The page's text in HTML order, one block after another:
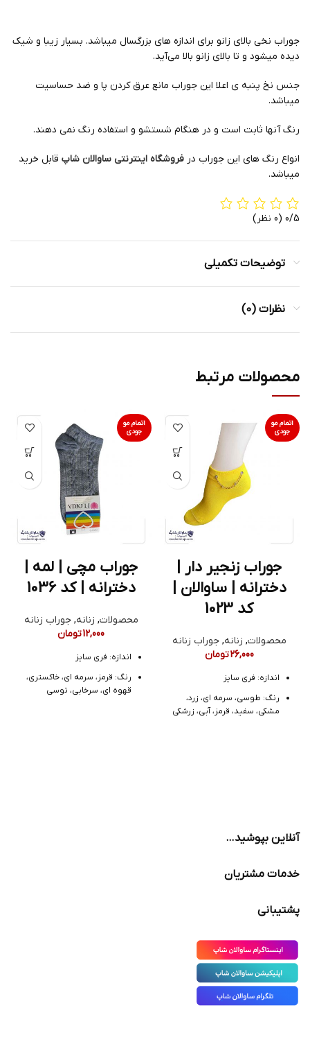
جوراب نخی بالای زانو برای اندازه های بزرگسال میباشد. بسیار زیبا و شیک
دیده میشود و تا بالای زانو بالا می‌آید.
جنس نخ پنبه ی اعلا این جوراب مانع عرق کردن پا و ضد حساسیت
میباشد.
رنگ آنها ثابت است و در هنگام شستشو و استفاده رنگ نمی دهند.
انواع رنگ های این جوراب در فروشگاه اینترنتی ساوالان شاپ قابل خرید
میباشد.
0/5 (0 نظر)
توضیحات تکمیلی
نظرات (0)
محصولات مرتبط
اتمام مو
جودی
جوراب زنجیر دار |
دخترانه | ساوالان |
کد 1023
محصولات, زنانه,جوراب زنانه
26,000تومان
اندازه: فری سایز
رنگ: طوسی، سرمه ای، زرد،
مشکی، سفید، قرمز، آبی، زرشکی
اتمام مو
جودی
جوراب مچی | لمه |
دخترانه | کد 1036
محصولات, زنانه,جوراب زنانه
12,000تومان
اندازه: فری سایز
رنگ: قرمز، سرمه ای، خاکستری،
قهوه ای، سرخابی، توسی
آنلاین بپوشید…
خدمات مشتریان
پشتیبانی